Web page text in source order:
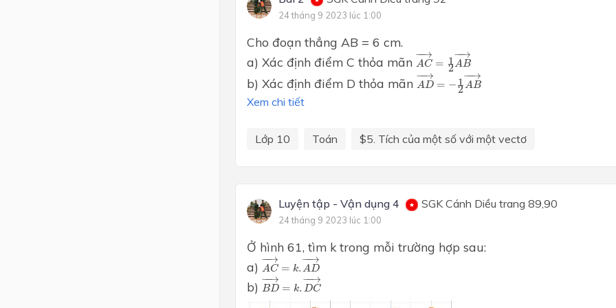
24 tháng 9 2023 lúc 1:00
Cho đoạn thẳng AB = 6 cm.
a) Xác định điểm C thỏa mãn
−
−→
AC = 1
2
−
−→
AB
AC 12A
b) Xác định điểm D thỏa mãn
−
−→
AD = −1
2
−
−→
AB
AD =− 12AB
Xem chi tiết
Lớp 10 Toán $5. Tích của một số với một vectơ
Luyện tập - Vận dụng 4 SGK Cánh Diều trang 89,90
24 tháng 9 2023 lúc 1:00
Ở hình 61, tìm k trong mỗi trường hợp sau:
a)
−
−→
AC = k.
−
−→
AD
AC .AD
b) −
−→
BD = k.
−
−→
DC
BD→ DC→